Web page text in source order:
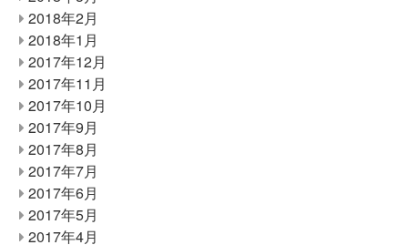
2018年2月
2018年1月
2017年12月
2017年11月
2017年10月
2017年9月
2017年8月
2017年7月
2017年6月
2017年5月
2017年4月